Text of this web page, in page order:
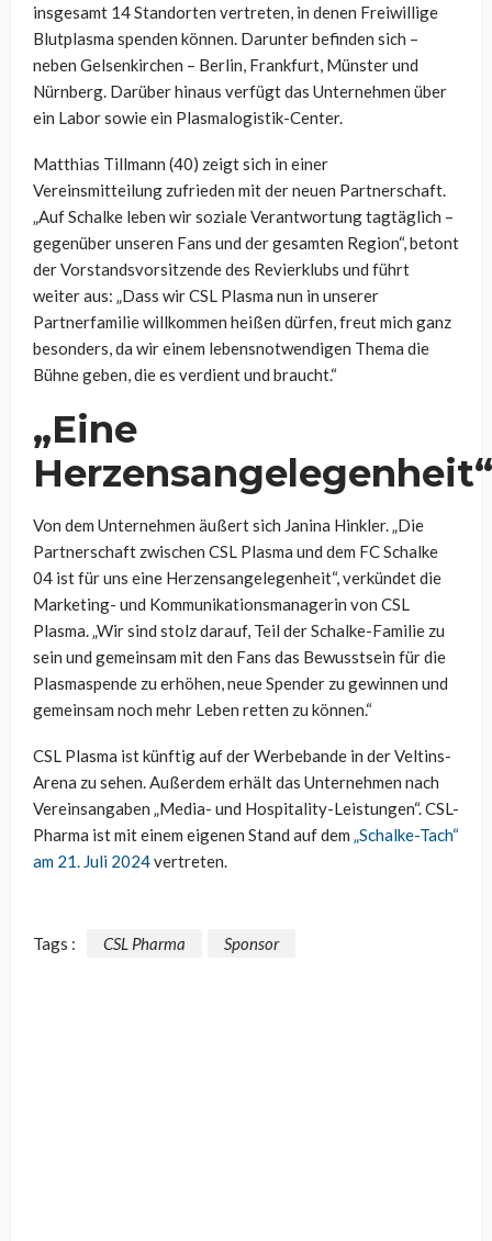
insgesamt 14 Standorten vertreten, in denen Freiwillige
Blutplasma spenden können. Darunter befinden sich –
neben Gelsenkirchen – Berlin, Frankfurt, Münster und
Nürnberg. Darüber hinaus verfügt das Unternehmen über
ein Labor sowie ein Plasmalogistik-Center.
Matthias Tillmann (40) zeigt sich in einer
Vereinsmitteilung zufrieden mit der neuen Partnerschaft.
„Auf Schalke leben wir soziale Verantwortung tagtäglich –
gegenüber unseren Fans und der gesamten Region“, betont
der Vorstandsvorsitzende des Revierklubs und führt
weiter aus: „Dass wir CSL Plasma nun in unserer
Partnerfamilie willkommen heißen dürfen, freut mich ganz
besonders, da wir einem lebensnotwendigen Thema die
Bühne geben, die es verdient und braucht.“
„Eine
Herzensangelegenheit“
Von dem Unternehmen äußert sich Janina Hinkler. „Die
Partnerschaft zwischen CSL Plasma und dem FC Schalke
04 ist für uns eine Herzensangelegenheit“, verkündet die
Marketing- und Kommunikationsmanagerin von CSL
Plasma. „Wir sind stolz darauf, Teil der Schalke-Familie zu
sein und gemeinsam mit den Fans das Bewusstsein für die
Plasmaspende zu erhöhen, neue Spender zu gewinnen und
gemeinsam noch mehr Leben retten zu können.“
CSL Plasma ist künftig auf der Werbebande in der Veltins-
Arena zu sehen. Außerdem erhält das Unternehmen nach
Vereinsangaben „Media- und Hospitality-Leistungen“. CSL-
Pharma ist mit einem eigenen Stand auf dem „Schalke-Tach“
am 21. Juli 2024vertreten.
Tags : CSL Pharma Sponsor